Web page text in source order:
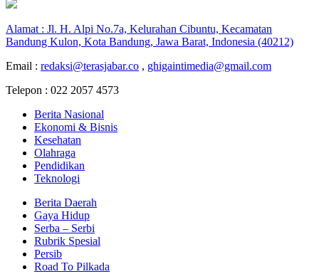
Alamat : Jl. H. Alpi No.7a, Kelurahan Cibuntu, Kecamatan
Bandung Kulon, Kota Bandung, Jawa Barat, Indonesia (40212)
Email : redaksi@terasjabar.co , ghigaintimedia@gmail.com
Telepon : 022 2057 4573
Berita Nasional
Ekonomi & Bisnis
Kesehatan
Olahraga
Pendidikan
Teknologi
Berita Daerah
Gaya Hidup
Serba – Serbi
Rubrik Spesial
Persib
Road To Pilkada